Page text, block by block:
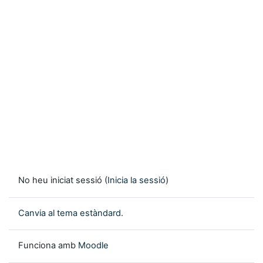
No heu iniciat sessió (Inicia la sessió)
Canvia al tema estàndard.
Funciona amb Moodle